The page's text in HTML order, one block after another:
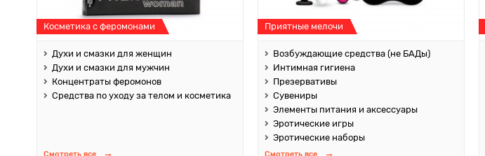
Косметика с феромонами
Духи и смазки для женщин
Духи и смазки для мужчин
Концентраты феромонов
Средства по уходу за телом и косметика
Смотреть все
Приятные мелочи
Возбуждающие средства (не БАДы)
Интимная гигиена
Презервативы
Сувениры
Элементы питания и аксессуары
Эротические игры
Эротические наборы
Смотреть все